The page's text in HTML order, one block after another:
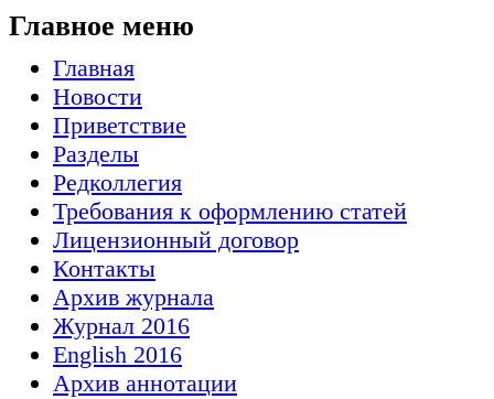
Главное меню
Главная
Новости
Приветствие
Разделы
Редколлегия
Требования к оформлению статей
Лицензионный договор
Контакты
Архив журнала
Журнал 2016
English 2016
Архив аннотации